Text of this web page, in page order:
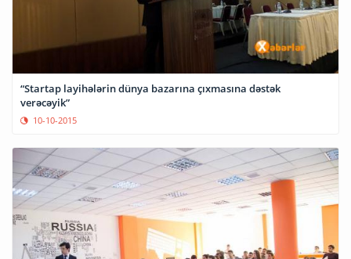
“Startap layihələrin dünya bazarına çıxmasına dəstək
verəcəyik”
10-10-2015